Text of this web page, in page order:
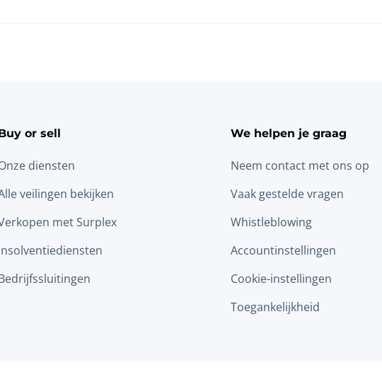
or sell
diensten
veilingen bekijken
met Surplex
We helpen je graag
Neem contact met ons op
Vaak gestelde vragen
Whistleblowing
Accountinstellingen
Cookie-instellingen
Toegankelijkheid